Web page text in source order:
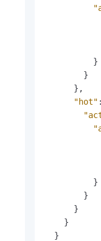
}
}
} ,
"hot" :
}
}
}
}
}